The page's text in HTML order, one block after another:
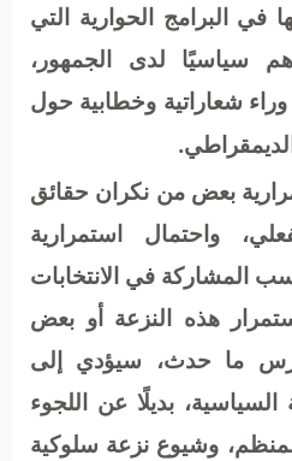
في البرامج الحوارية التي
سياسيًا لدى الجمهور،
شعاراتية وخطابية حول
بعض من نكران حقائق
واحتمال استمرارية
المشاركة في الانتخابات
هذه النزعة أو بعض
ما حدث، سيؤدي إلى
بديلًا عن اللجوء
وشيوع نزعة سلوكية